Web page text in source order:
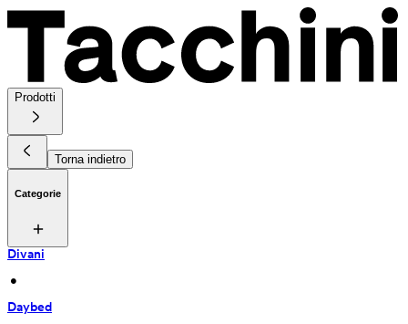
Prodotti
Torna indietro
Categorie
Divani
•
Daybed